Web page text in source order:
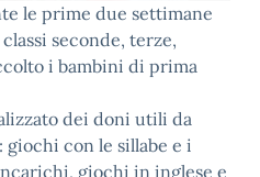
le prime due settimane
seconde, terze,
i bambini di prima
dei doni utili da
giochi con le sillabe e i
giochi in inglese e